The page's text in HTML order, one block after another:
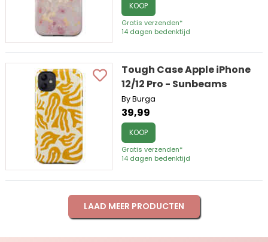
KOOP
Gratis verzenden*
14 dagen bedenktijd
Tough Case Apple iPhone
12/12 Pro - Sunbeams
By Burga
39,99
KOOP
Gratis verzenden*
14 dagen bedenktijd
LAAD MEER PRODUCTEN